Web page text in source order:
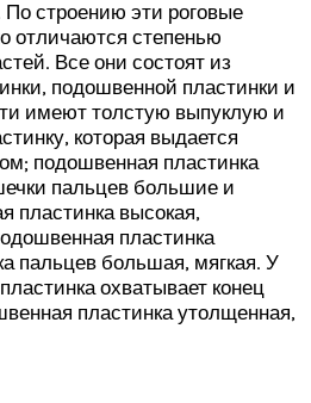
строению эти роговые
отличаются степенью
Все они состоят из
подошвенной пластинки и
имеют толстую выпуклую и
которая выдается
подошвенная пластинка
пальцев большие и
пластинка высокая,
пластинка
пальцев большая, мягкая. У
охватывает конец
пластинка утолщенная,